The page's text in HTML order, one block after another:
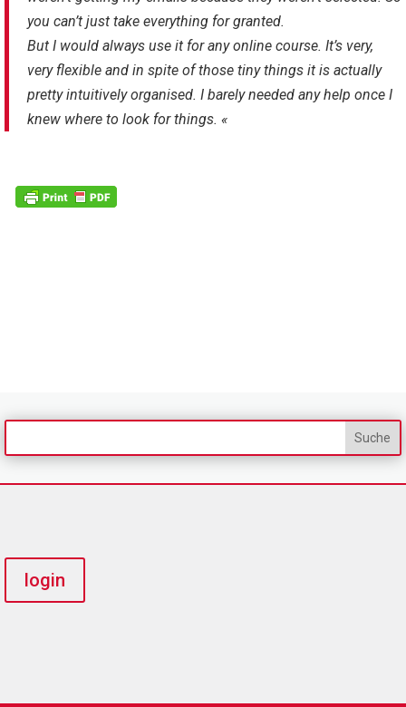
you can’t just take everything for granted.
But I would always use it for any online course. It’s very,
very flexible and in spite of those tiny things it is actually
pretty intuitively organised. I barely needed any help once I
knew where to look for things. «
login